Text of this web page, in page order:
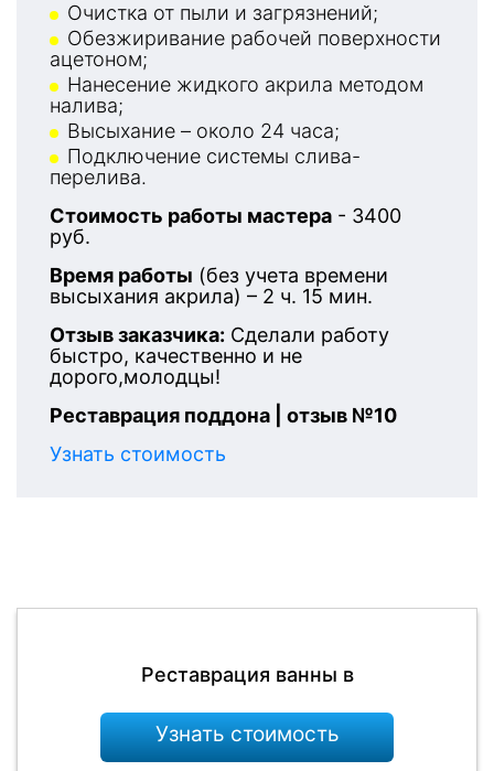
Очистка от пыли и загрязнений;
Обезжиривание рабочей поверхности
ацетоном;
Нанесение жидкого акрила методом
налива;
Высыхание – около 24 часа;
Подключение системы слива-
перелива.
Стоимость работы мастера - 3400
руб.
Время работы (без учета времени
высыхания акрила) – 2 ч. 15 мин.
Отзыв заказчика: Сделали работу
быстро, качественно и не
дорого,молодцы!
Реставрация поддона | отзыв №10
Узнать стоимость
Реставрация ванны в
Узнать стоимость